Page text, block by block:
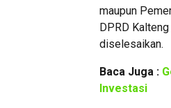
maupun
DPRD
diselesaikan.
Baca Juga :
Investasi